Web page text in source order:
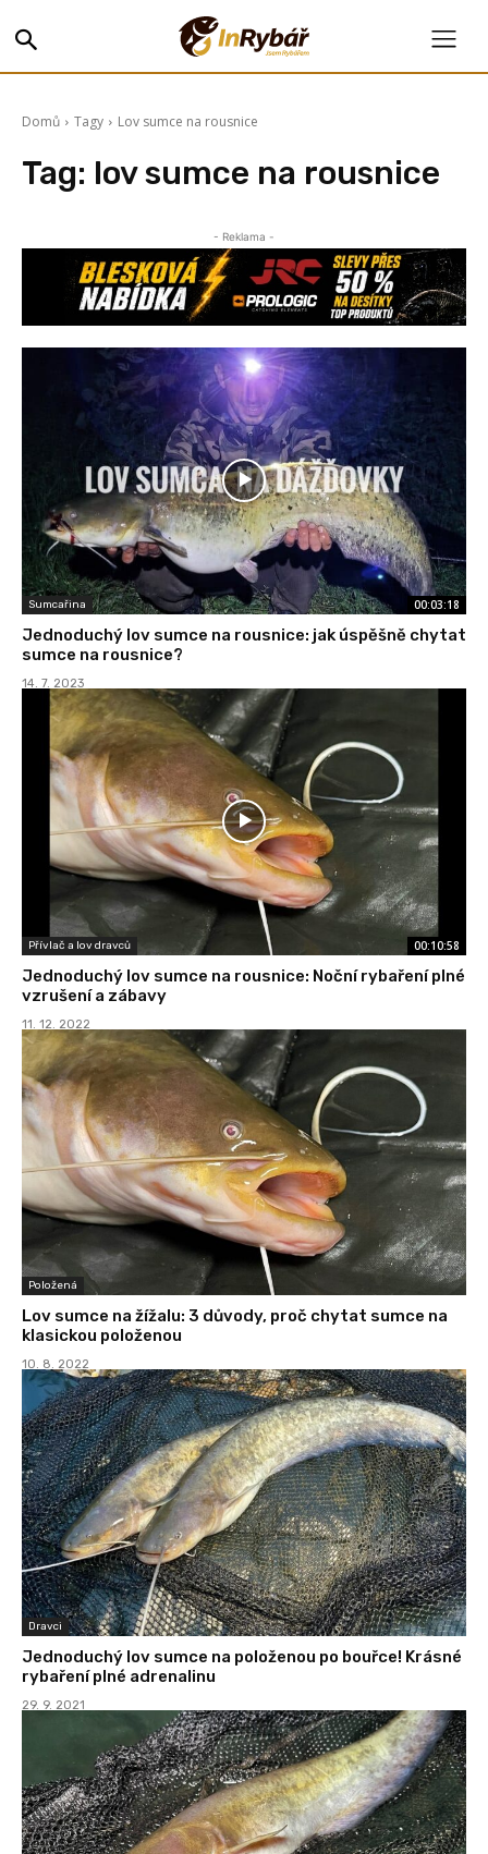
Domů Tagy Lov sumce na rousnice
Tag: lov sumce na rousnice
- Reklama -
Sumcařina 00:03:18
Jednoduchý lov sumce na rousnice: jak úspěšně chytat
sumce na rousnice?
14. 7. 2023
Přívlač a lov dravců 00:10:58
Jednoduchý lov sumce na rousnice: Noční rybaření plné
vzrušení a zábavy
11. 12. 2022
Položená
Lov sumce na žížalu: 3 důvody, proč chytat sumce na
klasickou položenou
10. 8. 2022
Dravci
Jednoduchý lov sumce na položenou po bouřce! Krásné
rybaření plné adrenalinu
29. 9. 2021